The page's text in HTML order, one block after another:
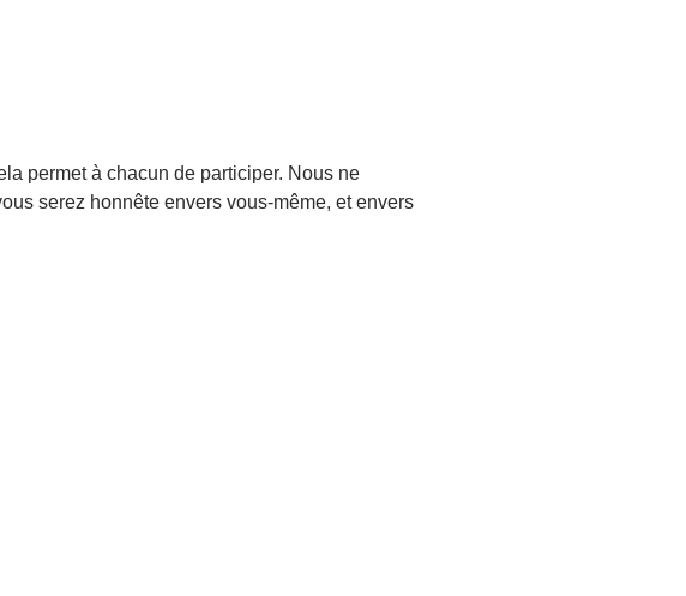
permet à chacun de participer. Nous ne
serez honnête envers vous-même, et envers